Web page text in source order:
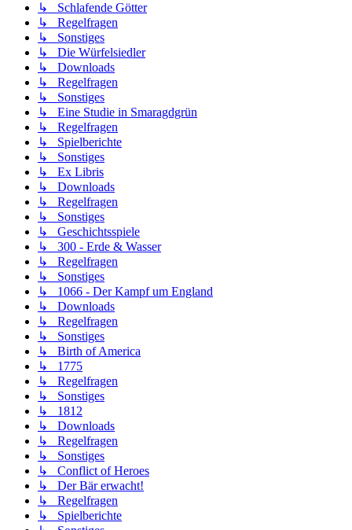
↳ Schlafende Götter
↳ Regelfragen
↳ Sonstiges
↳ Die Würfelsiedler
↳ Downloads
↳ Regelfragen
↳ Sonstiges
↳ Eine Studie in Smaragdgrün
↳ Regelfragen
↳ Spielberichte
↳ Sonstiges
↳ Ex Libris
↳ Downloads
↳ Regelfragen
↳ Sonstiges
↳ Geschichtsspiele
↳ 300 - Erde & Wasser
↳ Regelfragen
↳ Sonstiges
↳ 1066 - Der Kampf um England
↳ Downloads
↳ Regelfragen
↳ Sonstiges
↳ Birth of America
↳ 1775
↳ Regelfragen
↳ Sonstiges
↳ 1812
↳ Downloads
↳ Regelfragen
↳ Sonstiges
↳ Conflict of Heroes
↳ Der Bär erwacht!
↳ Regelfragen
↳ Spielberichte